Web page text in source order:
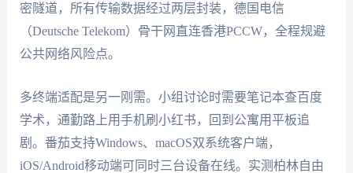
密隧道，所有传输数据经过两层封装，德国电信
（Deutsche Telekom）骨干网直连香港PCCW，全程规避
公共网络风险点。
多终端适配是另一刚需。小组讨论时需要笔记本查百度
学术，通勤路上用手机刷小红书，回到公寓用平板追
剧。番茄支持Windows、macOS双系统客户端，
iOS/Android移动端可同时三台设备在线。实测柏林自由